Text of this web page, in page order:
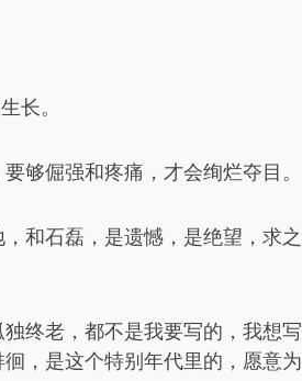
长。
够倔强和疼痛，才会绚烂夺目。
和石磊，是遗憾，是绝望，求之
终老，都不是我要写的，我想
，是这个特别年代里的，愿意为